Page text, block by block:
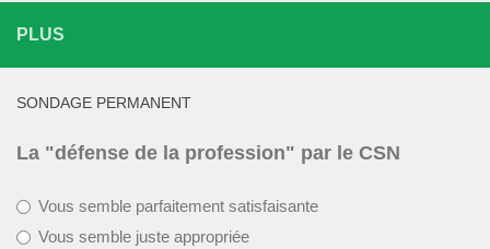
PLUS
SONDAGE PERMANENT
La "défense de la profession" par le CSN
Vous semble parfaitement satisfaisante
Vous semble juste appropriée